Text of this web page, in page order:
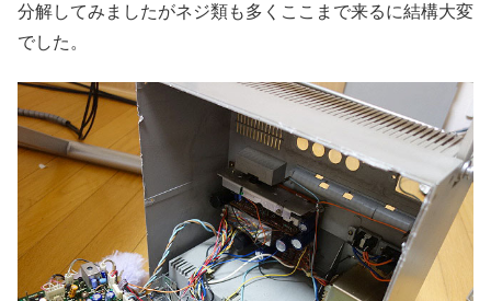
分解してみましたがネジ類も多くここまで来るに結構大変
でした。